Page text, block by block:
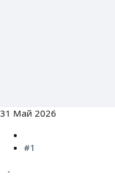
31 Май 2026
#1